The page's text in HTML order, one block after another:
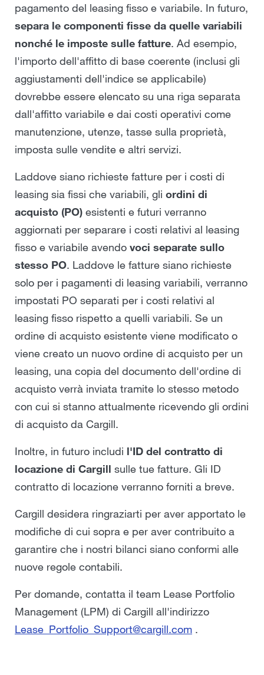
pagamento del leasing fisso e variabile. In futuro,
separa le componenti fisse da quelle variabili
nonché le imposte sulle fatture. Ad esempio,
l'importo dell'affitto di base coerente (inclusi gli
aggiustamenti dell'indice se applicabile)
dovrebbe essere elencato su una riga separata
dall'affitto variabile e dai costi operativi come
manutenzione, utenze, tasse sulla proprietà,
imposta sulle vendite e altri servizi.
Laddove siano richieste fatture per i costi di
leasing sia fissi che variabili, gli ordini di
acquisto (PO) esistenti e futuri verranno
aggiornati per separare i costi relativi al leasing
fisso e variabile avendo voci separate sullo
stesso PO. Laddove le fatture siano richieste
solo per i pagamenti di leasing variabili, verranno
impostati PO separati per i costi relativi al
leasing fisso rispetto a quelli variabili. Se un
ordine di acquisto esistente viene modificato o
viene creato un nuovo ordine di acquisto per un
leasing, una copia del documento dell'ordine di
acquisto verrà inviata tramite lo stesso metodo
con cui si stanno attualmente ricevendo gli ordini
di acquisto da Cargill.
Inoltre, in futuro includi l'ID del contratto di
locazione di Cargill sulle tue fatture. Gli ID
contratto di locazione verranno forniti a breve.
Cargill desidera ringraziarti per aver apportato le
modifiche di cui sopra e per aver contribuito a
garantire che i nostri bilanci siano conformi alle
nuove regole contabili.
Per domande, contatta il team Lease Portfolio
Management (LPM) di Cargill all'indirizzo
Lease_Portfolio_Support@cargill.com .